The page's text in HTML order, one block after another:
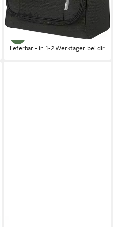
Kosmetikbox zum Aufhängen
(1)
64,95 €
lieferbar - in 1-2 Werktagen bei dir